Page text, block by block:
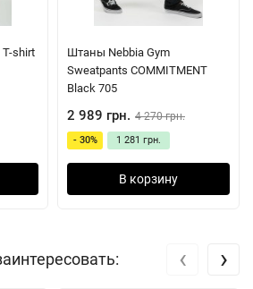
T-shirt
Штаны Nebbia Gym
Sweatpants COMMITMENT
Black 705
2 989 грн. 4 270 грн.
- 30% 1 281 грн.
В корзину
‹ ›